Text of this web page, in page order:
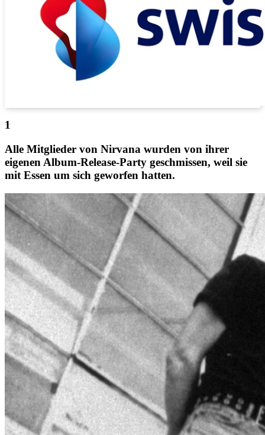
Alle Mitglieder von Nirvana wurden von ihrer
eigenen Album-Release-Party geschmissen, weil sie
mit Essen um sich geworfen hatten.